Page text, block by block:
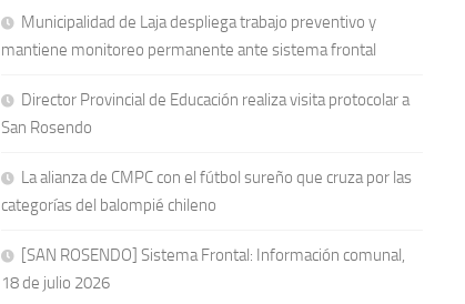
Municipalidad de Laja despliega trabajo preventivo y
mantiene monitoreo permanente ante sistema frontal
Director Provincial de Educación realiza visita protocolar a
San Rosendo
La alianza de CMPC con el fútbol sureño que cruza por las
categorías del balompié chileno
[SAN ROSENDO] Sistema Frontal: Información comunal,
18 de julio 2026